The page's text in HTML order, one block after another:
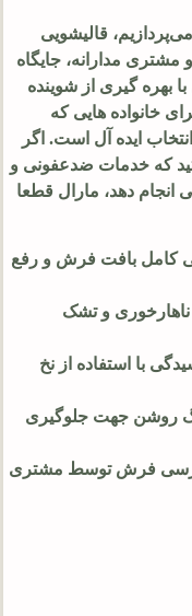
قالیشویی
مشتری‌ مدارانه، جایگاه
بهره‌ گیری از شوینده‌
خانواده‌ هایی که
ایده‌ آل است. اگر
که خدمات ضدعفونی و
دهد، مارال قطعا
کامل بافت فرش و رفع
و تشک
با استفاده از نخ‌
روشن جهت جلوگیری
فرش توسط مشتری